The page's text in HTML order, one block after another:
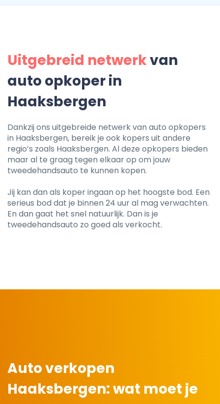
Uitgebreid netwerkvan
auto opkoper in
Haaksbergen
Dankzij ons uitgebreide netwerk van auto opkopers
in Haaksbergen, bereik je ook kopers uit andere
regio’s zoals Haaksbergen. Al deze opkopers bieden
maar al te graag tegen elkaar op om jouw
tweedehandsauto te kunnen kopen.
Jij kan dan als koper ingaan op het hoogste bod. Een
serieus bod dat je binnen 24 uur al mag verwachten.
En dan gaat het snel natuurlijk. Dan is je
tweedehandsauto zo goed als verkocht.
Auto verkopen
Haaksbergen: wat moet je